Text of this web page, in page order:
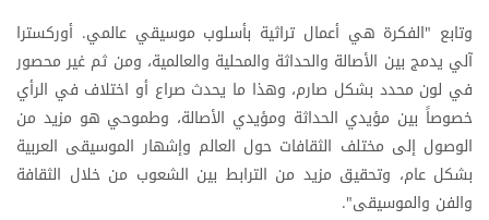
وتابع "الفكرة هي أعمال تراثية بأسلوب موسيقي عالمي. أوركسترا
آلي يدمج بين الأصالة والحداثة والمحلية والعالمية، ومن ثم غير محصور
في لون محدد بشكل صارم، وهذا ما يحدث صراع أو اختلاف في الرأي
خصوصاً بين مؤيدي الحداثة ومؤيدي الأصالة، وطموحي هو مزيد من
الوصول إلى مختلف الثقافات حول العالم وإشهار الموسيقى العربية
بشكل عام، وتحقيق مزيد من الترابط بين الشعوب من خلال الثقافة
والفن والموسيقى".